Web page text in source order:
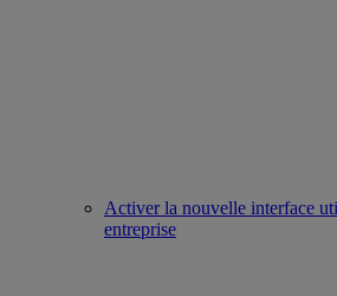
Activer la nouvelle interface
entreprise